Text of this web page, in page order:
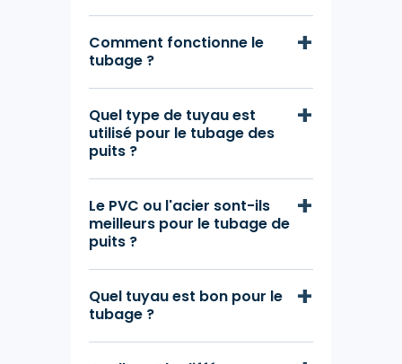
Comment fonctionne le
tubage ?
Quel type de tuyau est
utilisé pour le tubage des
puits ?
Le PVC ou l'acier sont-ils
meilleurs pour le tubage de
puits ?
Quel tuyau est bon pour le
tubage ?